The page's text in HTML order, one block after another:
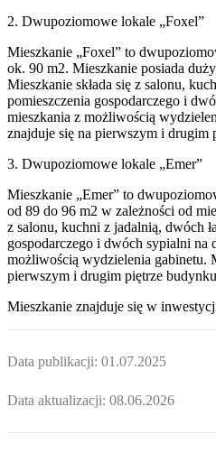
2. Dwupoziomowe lokale „Foxel”
Mieszkanie „Foxel” to
ok. 90 m2. Mieszkanie posiada
Mieszkanie składa się z salonu,
pomieszczenia gospodarczego i
mieszkania z możliwością
znajduje się na pierwszym i drugim
3. Dwupoziomowe lokale „Emer”
Mieszkanie „Emer” to
od 89 do 96 m2 w zależności od
z salonu, kuchni z jadalnią, dwóch
gospodarczego i dwóch sypialni na
możliwością wydzielenia gabinetu.
pierwszym i drugim piętrze
Mieszkanie znajduje się w
Data publikacji: 01.07.2025
Data aktualizacji: 08.06.2026